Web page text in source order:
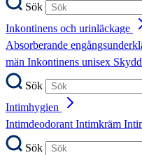
Sök
Inkontinens och urinläckage
Absorberande
män Inkontinens unisex
Sök
Intimhygien
IntimdeodorantIntimkräm
Sök